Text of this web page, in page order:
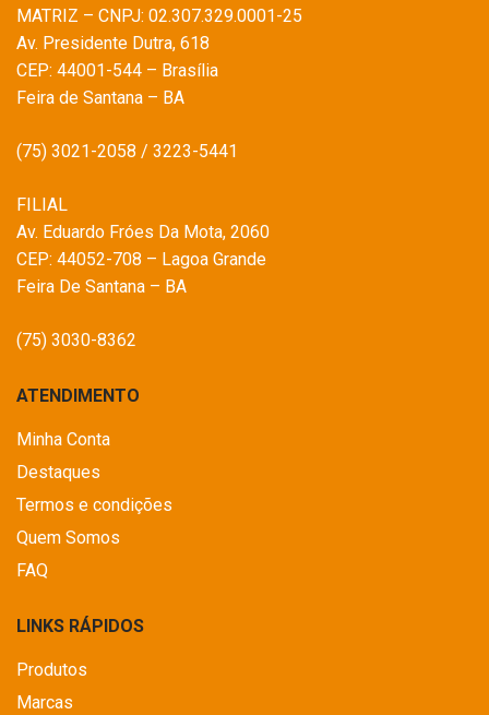
MATRIZ – CNPJ: 02.307.329.0001-25
Av. Presidente Dutra, 618
CEP: 44001-544 – Brasília
Feira de Santana – BA
(75) 3021-2058 / 3223-5441
FILIAL
Av. Eduardo Fróes Da Mota, 2060
CEP: 44052-708 – Lagoa Grande
Feira De Santana – BA
(75) 3030-8362
ATENDIMENTO
Minha Conta
Destaques
Termos e condições
Quem Somos
FAQ
LINKS RÁPIDOS
Produtos
Marcas